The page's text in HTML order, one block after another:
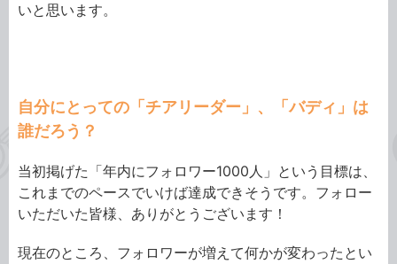
いと思います。
自分にとっての「チアリーダー」、「バディ」は
誰だろう？
当初掲げた「年内にフォロワー1000人」という目標は、
これまでのペースでいけば達成できそうです。フォロー
いただいた皆様、ありがとうございます！
現在のところ、フォロワーが増えて何かが変わったとい